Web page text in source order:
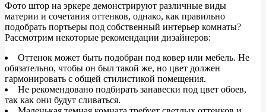
Фото штор на эркере демонстрируют различные виды
материи и сочетания оттенков, однако, как правильно
подобрать портьеры под собственный интерьер комнаты?
Рассмотрим некоторые рекомендации дизайнеров:
Оттенок может быть подобран под ковер или мебель. Не
обязательно, чтобы он был такой же, но цвет должен
гармонировать с общей стилистикой помещения.
Не рекомендовано подбирать занавески под цвет обоев,
так как они будут сливаться.